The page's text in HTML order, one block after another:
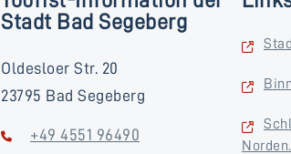
Stadt Bad Segeberg
Oldesloer Str. 20
23795 Bad Segeberg
+49 4551 96490
Norden.